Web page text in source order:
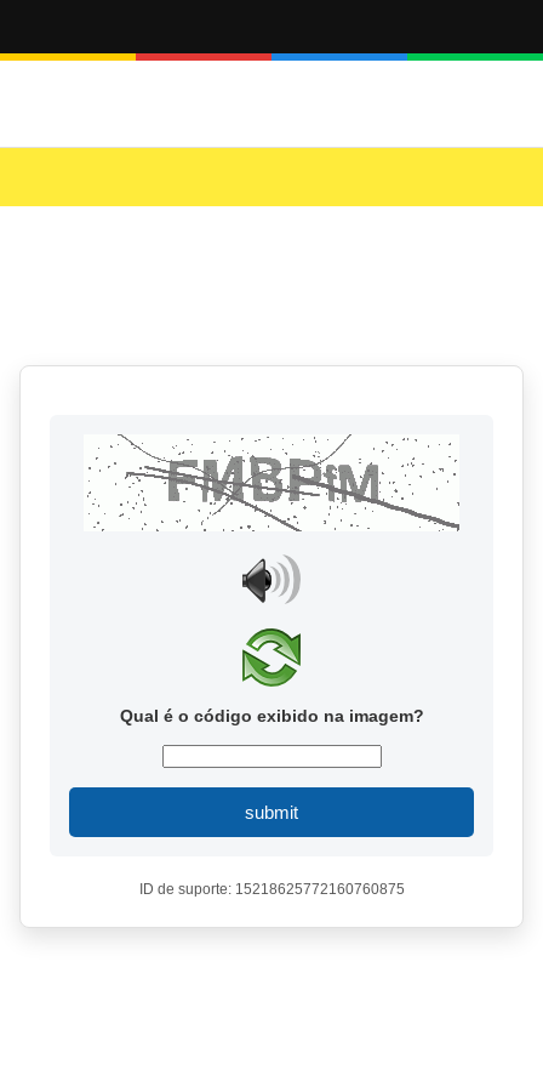
Qual é o código exibido na imagem?
submit
ID de suporte: 15218625772160760875